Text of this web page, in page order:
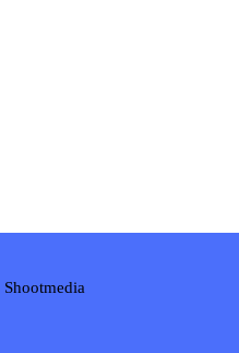
Shootmedia